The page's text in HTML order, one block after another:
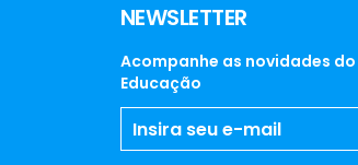
NEWSLETTER
Acompanhe as novidades
Educação